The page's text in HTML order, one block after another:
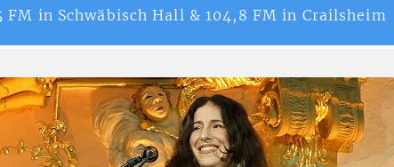
FM in Schwäbisch Hall & 104,8 FM in Crailsheim